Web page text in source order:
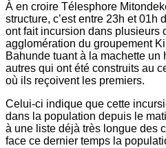
À en croire Télesphore
structure, c’est entre 23h et 01h
ont fait incursion dans plusieurs
agglomération du groupement
Bahunde tuant à la machette un
autres qui ont été construits au
où ils reçoivent les premiers.
Celui-ci indique que cette
dans la population depuis le
à une liste déjà très longue des
face ce dernier temps la